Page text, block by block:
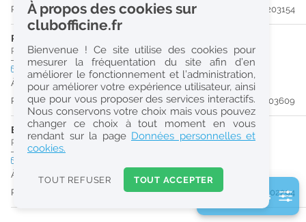
Réinitialiser
2
0
k
Consulter les offres de la France d'outre-mer
Publiée il y a 8 jour(s)
#203154
PHARMACIEN (H/F)
Pharmacie d'Officine|02310 Nogent-L'Artaud
temps plein
À partir du 30/08/26
Publiée il y a 9 jour(s)
#203609
ETUDIANT EN PHARMACIE (H/F)
Pharmacie d'Officine 02400 Château-Thierry
À partir du 31/08/26
Publiée il y a 29 jour(s)
#202294
2 filtre(s) actifs
À propos des cookies sur
clubofficine.fr
Bienvenue ! Ce site utilise des cookies pour
mesurer la fréquentation du site afin d’en
améliorer le fonctionnement et l’administration,
pour améliorer votre expérience utilisateur, ainsi
que pour vous proposer des services interactifs.
Nous conservons votre choix mais vous pouvez
changer ce choix à tout moment en vous
rendant sur la page Données personnelles et
cookies.
TOUT REFUSER TOUT ACCEPTER